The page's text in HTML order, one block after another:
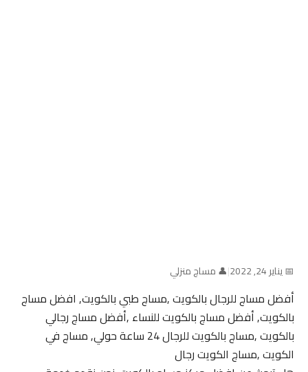
📅 يناير 24, 2022 |👤 مساج منزلي
أفضل مساج للرجال بالكويت ,مساج طبي بالكويت, افضل مساج
بالكويت, أفضل مساج بالكويت للنساء ,أفضل مساج رجالي
بالكويت ,مساج بالكويت للرجال 24 ساعة حولي, مساج في
الكويت ,مساج الكويت رجال